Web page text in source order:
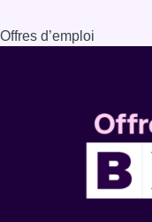
Offres d’emploi